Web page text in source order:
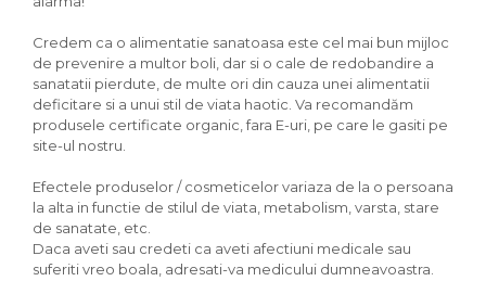
Credem ca o alimentatie sanatoasa este cel mai bun mijloc
de prevenire a multor boli, dar si o cale de redobandire a
sanatatii pierdute, de multe ori din cauza unei alimentatii
deficitare si a unui stil de viata haotic. Va recomandăm
produsele certificate organic, fara E-uri, pe care le gasiti pe
site-ul nostru.
Efectele produselor / cosmeticelor variaza de la o persoana
la alta in functie de stilul de viata, metabolism, varsta, stare
de sanatate, etc.
Daca aveti sau credeti ca aveti afectiuni medicale sau
suferiti vreo boala, adresati-va medicului dumneavoastra.